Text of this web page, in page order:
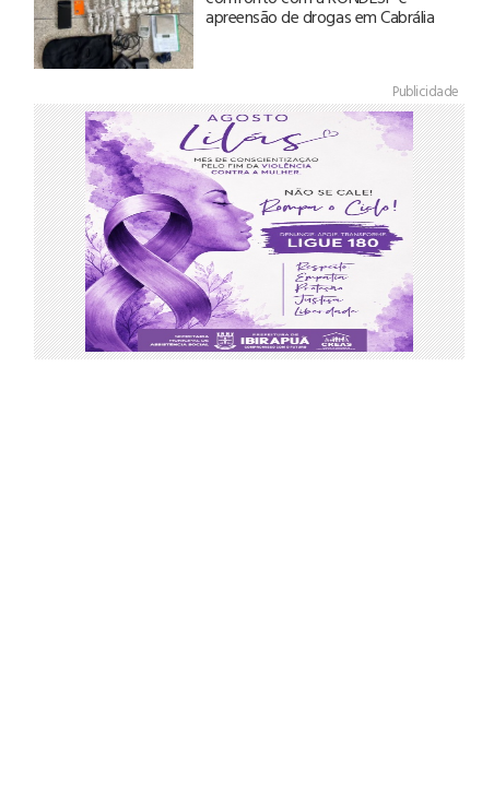
apreensão de drogas em Cabrália
Publicidade